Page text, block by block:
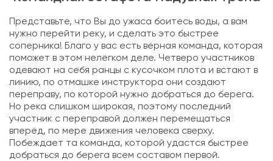
Представьте, что Вы до ужаса боитесь воды, а вам
нужно перейти реку, и сделать это быстрее
соперника! Благо у вас есть верная команда, которая
поможет в этом нелёгком деле. Четверо участников
одевают на себя ранцы с кусочком плота и встают в
линию, по отмашке инструктора они создают
переправу, по которой нужно добраться до берега.
Но река слишком широкая, поэтому последний
участник с переправой должен перемещаться
вперёд, по мере движения человека сверху.
Побеждает та команда, которой удастся быстрее
добраться до берега всем составом первой.